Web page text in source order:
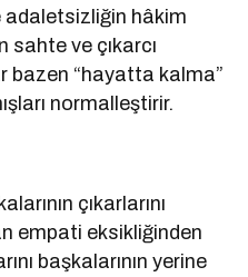
adaletsizliğin hâkim
sahte ve çıkarcı
bazen “hayatta kalma”
normalleştirir.
çıkarlarını
empati eksikliğinden
başkalarının yerine